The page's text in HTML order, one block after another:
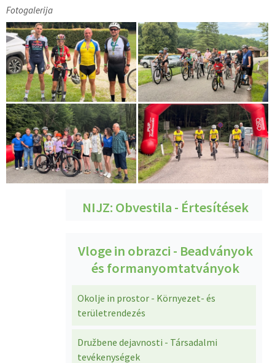
Fotogalerija
NIJZ: Obvestila - Értesítések
Vloge in obrazci - Beadványok
és formanyomtatványok
Okolje in prostor - Környezet- és
területrendezés
Družbene dejavnosti - Társadalmi
tevékenységek